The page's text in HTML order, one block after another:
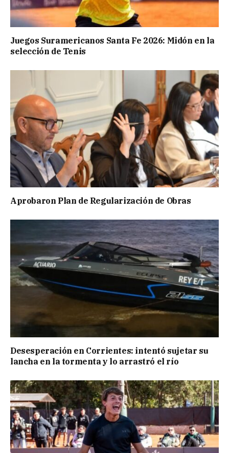
Juegos Suramericanos Santa Fe 2026: Midón en la
selección de Tenis
Aprobaron Plan de Regularización de Obras
Desesperación en Corrientes: intentó sujetar su
lancha en la tormenta y lo arrastró el río